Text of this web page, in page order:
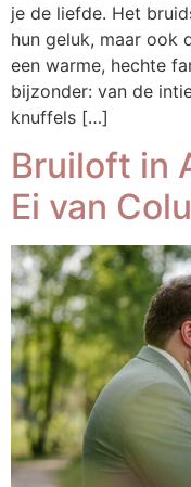
je de liefde. Het
hun geluk, maar ook
een warme, hechte
bijzonder: van de
knuffels […]
Bruiloft in
Ei van